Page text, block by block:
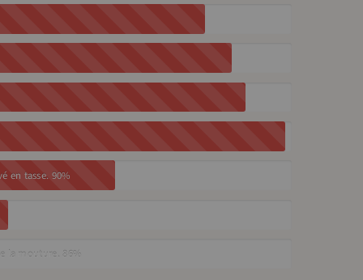
en tasse. 90%
la mouture. 86%